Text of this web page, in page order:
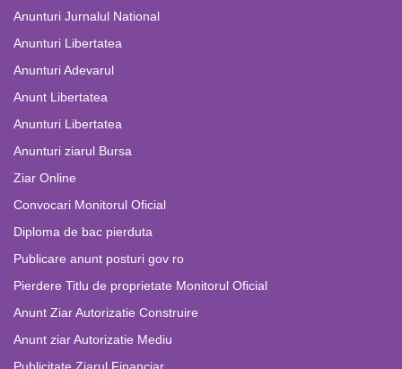
Anunturi Jurnalul National
Anunturi Libertatea
Anunturi Adevarul
Anunt Libertatea
Anunturi Libertatea
Anunturi ziarul Bursa
Ziar Online
Convocari Monitorul Oficial
Diploma de bac pierduta
Publicare anunt posturi gov ro
Pierdere Titlu de proprietate Monitorul Oficial
Anunt Ziar Autorizatie Construire
Anunt ziar Autorizatie Mediu